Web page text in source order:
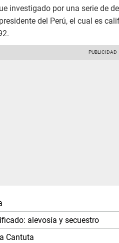
investigado por una serie de
del Perú, el cual es
alevosía y secuestro
Cantuta